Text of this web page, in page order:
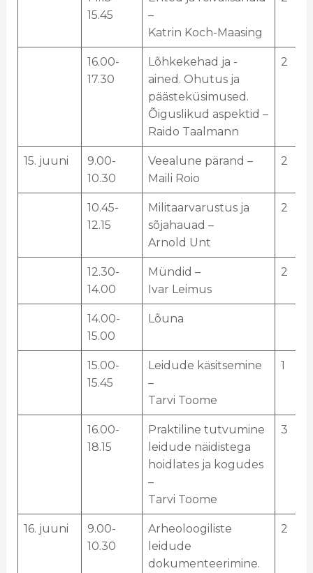
15.45
–
Katrin Koch-Maasing
16.00-
17.30
Lõhkekehad ja -
ained. Ohutus ja
päästeküsimused.
Õiguslikud aspektid –
Raido Taalmann
2
15. juuni
9.00-
10.30
Veealune pärand –
Maili Roio
2
10.45-
12.15
Militaarvarustus ja
sõjahauad –
Arnold Unt
2
12.30-
14.00
Mündid –
Ivar Leimus
2
14.00-
15.00
Lõuna
15.00-
15.45
Leidude käsitsemine
–
Tarvi Toome
1
16.00-
18.15
Praktiline tutvumine
leidude näidistega
hoidlates ja kogudes
–
Tarvi Toome
3
16. juuni
9.00-
10.30
Arheoloogiliste
leidude
dokumenteerimine.
2